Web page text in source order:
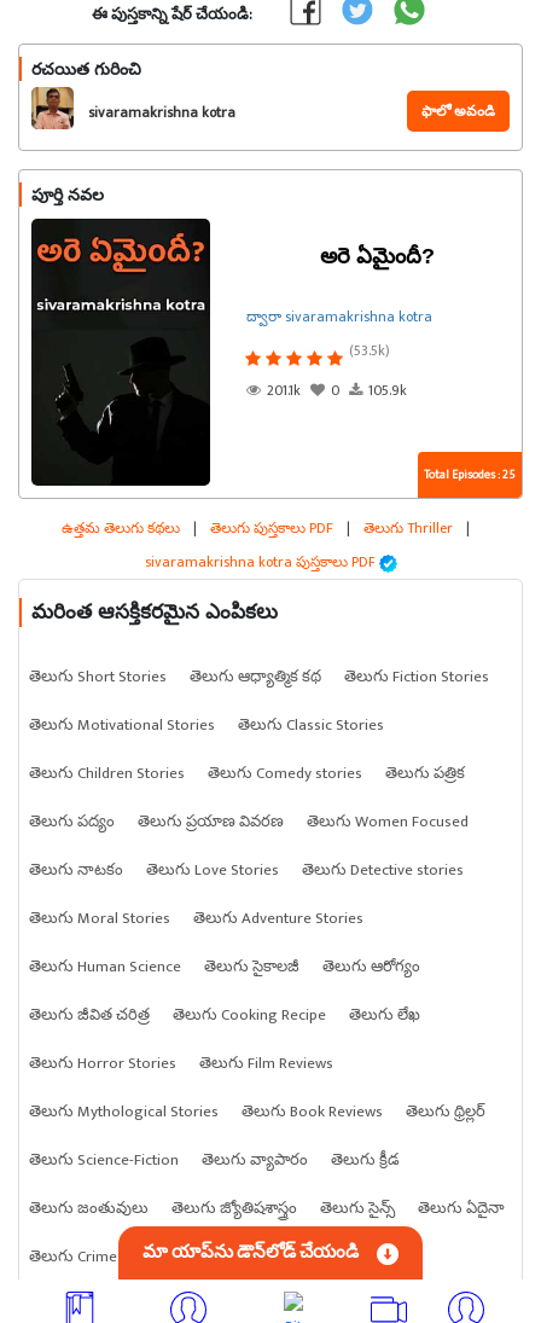
ఈ పుస్తకాన్ని షేర్ చేయండి:
రచయిత గురించి
sivaramakrishna kotra ఫాలో అవండి
పూర్తి నవల
అరె ఏమైందీ?
ద్వారా sivaramakrishna kotra
(53.5k)
201.1k
0 105.9k
Total Episodes : 25
ఉత్తమ తెలుగు కథలు | తెలుగు పుస్తకాలు PDF | తెలుగు Thriller |
sivaramakrishna kotra పుస్తకాలు PDF
మరింత ఆసక్తికరమైన ఎంపికలు
తెలుగు Short Stories తెలుగు ఆధ్యాత్మిక కథ
తెలుగు Fiction Stories
తెలుగు Motivational Stories
తెలుగు Classic Stories
తెలుగు Children Stories
తెలుగు Comedy stories
తెలుగు పత్రిక
తెలుగు పద్యం
తెలుగు ప్రయాణ వివరణ
తెలుగు Women Focused
తెలుగు నాటకం
తెలుగు Love Stories
తెలుగు Detective stories
తెలుగు Moral Stories
తెలుగు Adventure Stories
తెలుగు Human Science
తెలుగు సైకాలజీ
తెలుగు ఆరోగ్యం
తెలుగు జీవిత చరిత్ర
తెలుగు Cooking Recipe
తెలుగు లేఖ
తెలుగు Horror Stories
తెలుగు Film Reviews
తెలుగు Mythological Stories
తెలుగు Book Reviews
తెలుగు థ్రిల్లర్
తెలుగు Science-Fiction
తెలుగు వ్యాపారం
తెలుగు క్రీడ
తెలుగు జంతువులు
తెలుగు జ్యోతిషశాస్త్రం తెలుగు సైన్స్
తెలుగు ఏదైనా
తెలుగు Crime storiesమా యాప్‌ను డౌన్‌లోడ్ చేయండి